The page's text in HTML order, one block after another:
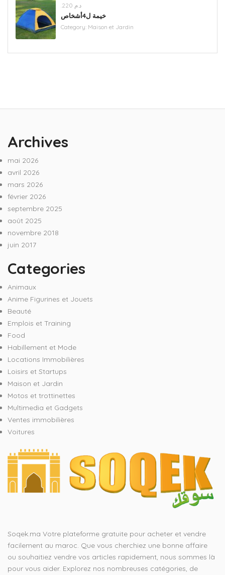
.د.م 220
خيمة ل4أشخاص
Category: Maison et Jardin
Archives
mai 2026
avril 2026
mars 2026
février 2026
septembre 2025
août 2025
novembre 2018
juin 2017
Categories
Animaux
Anime Figurines et Jouets
Beauté
Emplois et Training
Food
Habillement et Mode
Locations Immobilières
Loisirs et Startups
Maison et Jardin
Motos et trottinettes
Multimedia et Gadgets
Ventes immobilières
Voitures
Soqek.ma Votre plateforme gratuite pour acheter et vendre
facilement au maroc. Que vous cherchiez une bonne affaire
ou souhaitiez vendre vos articles rapidement, nous sommes là
pour vous aider. Explorez nos nombreuses catégories, de